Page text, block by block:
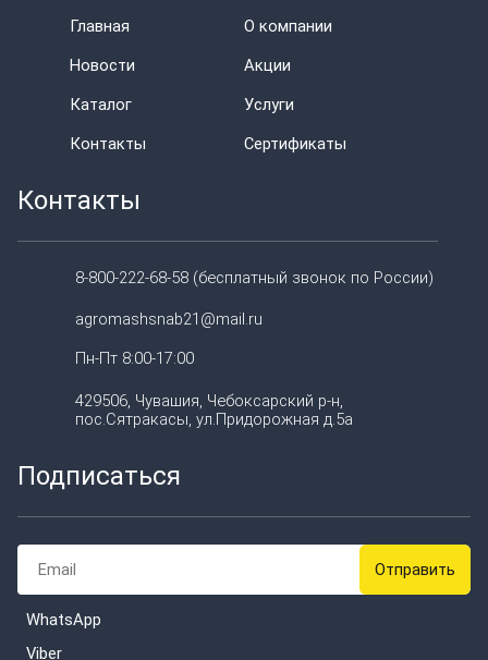
Главная
О компании
Новости
Акции
Каталог
Услуги
Контакты
Сертификаты
Контакты
8-800-222-68-58 (бесплатный звонок по России)
agromashsnab21@mail.ru
Пн-Пт 8:00-17:00
429506, Чувашия, Чебоксарский р-н,
пос.Сятракасы, ул.Придорожная д.5а
Подписаться
WhatsApp
Viber